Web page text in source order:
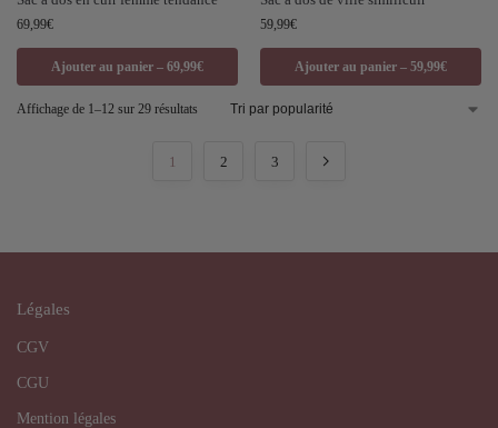
69,99€
Ajouter au panier – 69,99€
59,99€
Ajouter au panier – 59,99€
Affichage de 1–12 sur 29 résultats
1 2 3
Légales
CGV
CGU
Mention légales